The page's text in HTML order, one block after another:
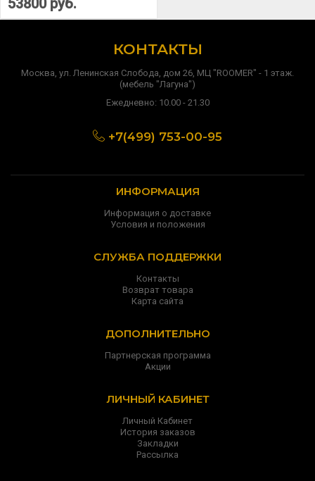
53800 руб.
КОНТАКТЫ
Москва, ул. Ленинская Слобода, дом 26, МЦ "ROOMER" - 1 этаж.
(мебель "Лагуна")
Ежедневно: 10.00 - 21.30
+7(499) 753-00-95
ИНФОРМАЦИЯ
Информация о доставке
Условия и положения
СЛУЖБА ПОДДЕРЖКИ
Контакты
Возврат товара
Карта сайта
ДОПОЛНИТЕЛЬНО
Партнерская программа
Акции
ЛИЧНЫЙ КАБИНЕТ
Личный Кабинет
История заказов
Закладки
Рассылка